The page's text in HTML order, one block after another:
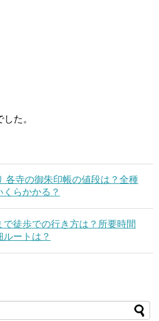
た。
各寺の御朱印帳の値段は？全種
らかかる？
で徒歩での行き方は？所要時間
ルートは？